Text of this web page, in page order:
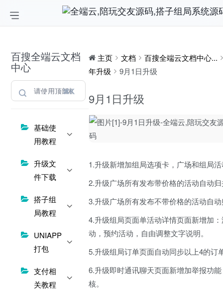
百搜全端云文档
中心
⌘K
基础使
用教程
升级文
件下载
搭子组
局教程
UNIAPP
打包
支付相
关教程
主页 文档
百搜全端云文档中心...
年升级
9月1日升级
9月1日升级
1.升级新增加组局选项卡，广场和组局
2.升级广场所有发布带价格的活动自动
3.升级广场所有发布不带价格的活动自
4.升级组局页面单活动详情页面新增加
动，预约活动，自由调整文字说明。
5.升级组局订单页面自动同步以上4的订
6.升级即时通讯聊天页面新增加举报功
核。